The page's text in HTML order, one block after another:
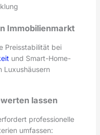
Immobilienmarkt
Preisstabilität bei
und Smart-Home-
Luxushäusern
lassen
professionelle
umfassen: